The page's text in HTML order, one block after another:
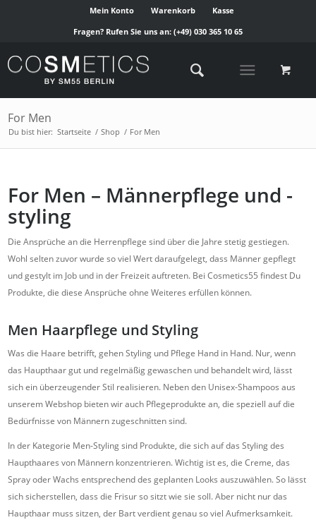
Mein Konto Warenkorb
Kasse
Fragen? Rufen Sie uns an: (+49) 030 365 10 65
For Men
Du bist hier: Startseite / Shop / For Men
For Men – Männerpflege und -
styling
Die Ansprüche an die Herrenpflege sind über die Jahre stetig gestiegen.
Wohl selten zuvor wurde so viel Wert daraufgelegt, dass Männer gepflegt
und gestylt im Job und in der Freizeit auftreten. Bei Cosmetics55 findest Du
Produkte, die diese Ansprüche ohne Weiteres erfüllen können.
Men Haarpflege und Styling
Was die Haare betrifft, gehen Styling und Pflege Hand in Hand. Nur, wenn
das Haupthaar gut und regelmäßig gewaschen und behandelt wird, lässt
sich ein überzeugender Stil realisieren. Neben den Unisex-Shampoos aus
unserem Webshop bieten wir auch Pflegeprodukte an, die speziell auf die
Bedürfnisse von Männern zugeschnitten sind.
In der Kategorie Men-Styling sind Produkte, die sich auf das Styling des
Haupthaares von Männern konzentrieren. Wichtig ist es, die Creme, das
Spray oder Wachs entsprechend des geplanten Looks auszuwählen. So lässt
sich sicherstellen, dass die Frisur so sitzt wie sie soll. Aber nicht nur das
Haupthaar muss sitzen, der Bart verdient genau so viel Aufmerksamkeit.